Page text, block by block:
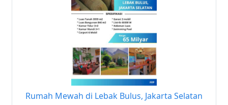
Rumah Mewah di Lebak Bulus, Jakarta Selatan